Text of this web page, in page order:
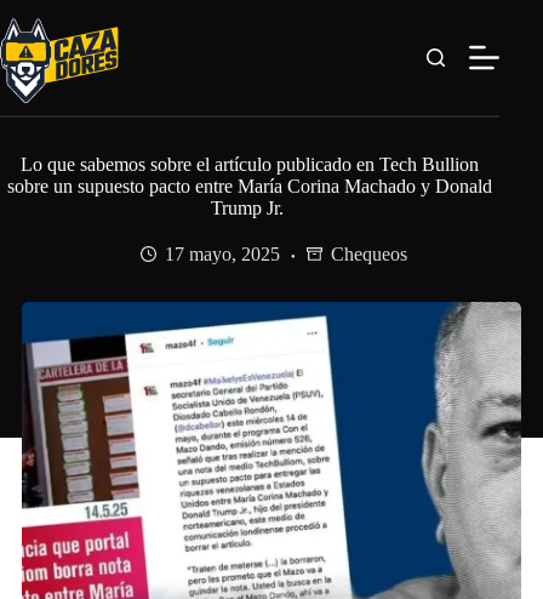
al
contenido
Lo que sabemos sobre el artículo publicado en Tech Bullion
sobre un supuesto pacto entre María Corina Machado y Donald
Trump Jr.
17 mayo, 2025 Chequeos